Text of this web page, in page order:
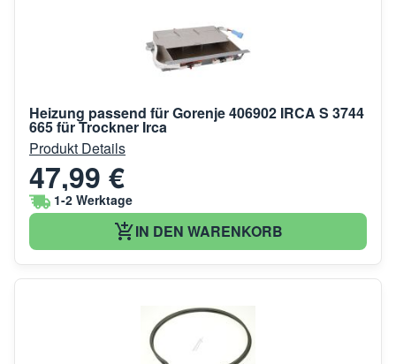
Heizung passend für Gorenje 406902 IRCA S 3744
665 für Trockner Irca
Produkt Details
47,99 €
1-2 Werktage
IN DEN WARENKORB